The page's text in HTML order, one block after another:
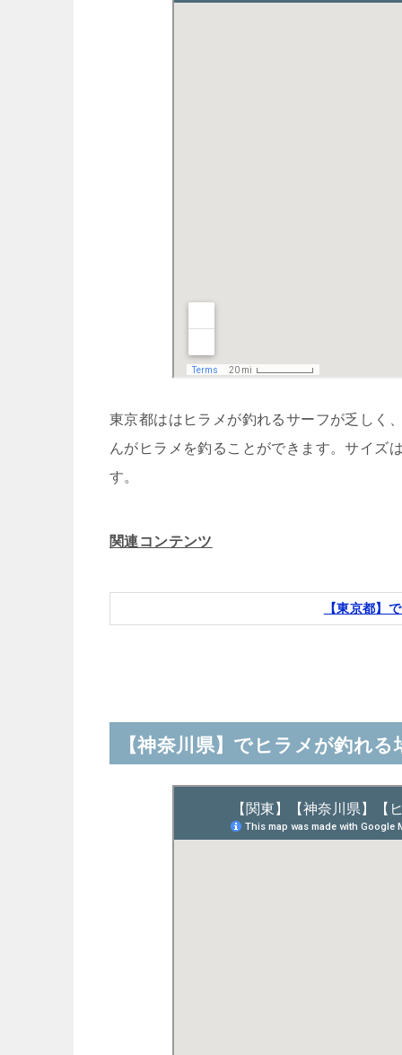
東京都ははヒラメが釣れるサーフが乏しく
んがヒラメを釣ることができます。サイズ
す。
関連コンテンツ
【東京都】
【神奈川県】でヒラメが釣れる